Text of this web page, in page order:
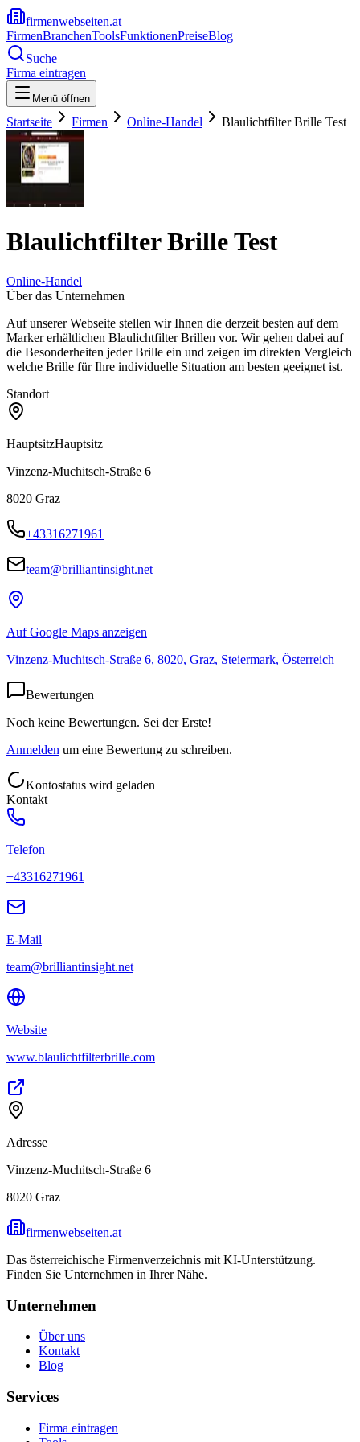
firmenwebseiten.at
FirmenBranchenToolsFunktionenPreiseBlog
Suche
Firma eintragen
Menü öffnen
Startseite Firmen Online-Handel Blaulichtfilter Brille Test
Blaulichtfilter Brille Test
Online-Handel
Über das Unternehmen
Auf unserer Webseite stellen wir Ihnen die derzeit besten auf dem
Marker erhältlichen Blaulichtfilter Brillen vor. Wir gehen dabei auf
die Besonderheiten jeder Brille ein und zeigen im direkten Vergleich
welche Brille für Ihre individuelle Situation am besten geeignet ist.
Standort
HauptsitzHauptsitz
Vinzenz-Muchitsch-Straße 6
8020 Graz
+43316271961
team@brilliantinsight.net
Auf Google Maps anzeigen
Vinzenz-Muchitsch-Straße 6, 8020, Graz, Steiermark, Österreich
Bewertungen
Noch keine Bewertungen. Sei der Erste!
Anmelden um eine Bewertung zu schreiben.
Kontostatus wird geladen
Kontakt
Telefon
+43316271961
E-Mail
team@brilliantinsight.net
Website
www.blaulichtfilterbrille.com
Adresse
Vinzenz-Muchitsch-Straße 6
8020 Graz
firmenwebseiten.at
Das österreichische Firmenverzeichnis mit KI-Unterstützung.
Finden Sie Unternehmen in Ihrer Nähe.
Unternehmen
Über uns
Kontakt
Blog
Services
Firma eintragen